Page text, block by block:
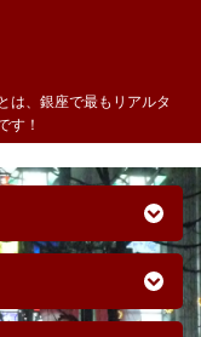
は、銀座で最もリアルタ
す！